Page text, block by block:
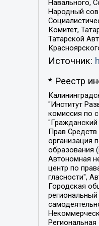
Навального,
Народный
Комитет,
Татарской
Источник:
* Реестр
Калининградская региональная общественная организация "Экозащита!-Женсовет", Фонд содействия защите прав и свобод граждан "Общественный вердикт", Фонд "Институт Развития Свободы Информации", Частное учреждение "Информационное агентство МЕМО. РУ", Региональная общественная организация "Общественная комиссия по сохранению наследия академика Сахарова", Фонд поддержки свободы прессы, Санкт-Петербургская общественная правозащитная организация "Гражданский контроль", Межрегиональная общественная организация "Информационно-просветительский центр "Мемориал", Региональный Фонд "Центр Защиты Прав Средств Массовой Информации", с 05.12.2023 Фонд "Центр Защиты Прав Средств массовой информации", Региональная общественная благотворительная организация помощи беженцам и мигрантам "Гражданское содействие",